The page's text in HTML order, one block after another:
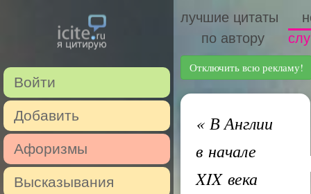
Войти
Добавить
Афоризмы
Высказывания
лучшие цитаты
по автору
Отключить всю рекламу!
«В Англии
в начале
XIX века